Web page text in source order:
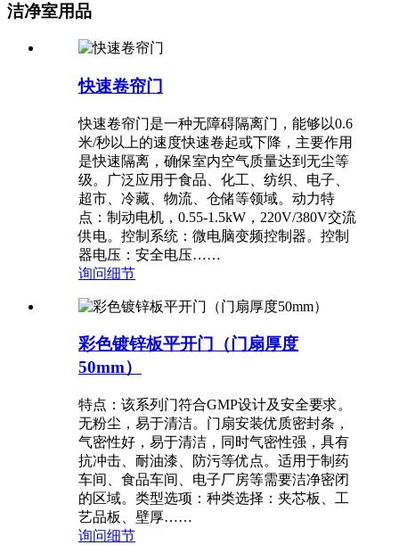
洁净室用品
快速卷帘门
快速卷帘门是一种无障碍隔离门，能够以0.6
米/秒以上的速度快速卷起或下降，主要作用
是快速隔离，确保室内空气质量达到无尘等
级。广泛应用于食品、化工、纺织、电子、
超市、冷藏、物流、仓储等领域。动力特
点：制动电机，0.55-1.5kW，220V/380V交流
供电。控制系统：微电脑变频控制器。控制
器电压：安全电压……
询问细节
彩色镀锌板平开门（门扇厚度
50mm）
特点：该系列门符合GMP设计及安全要求。
无粉尘，易于清洁。门扇安装优质密封条，
气密性好，易于清洁，同时气密性强，具有
抗冲击、耐油漆、防污等优点。适用于制药
车间、食品车间、电子厂房等需要洁净密闭
的区域。类型选项：种类选择：夹芯板、工
艺品板、壁厚……
询问细节